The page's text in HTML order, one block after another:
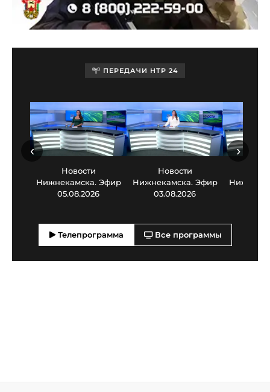
ПЕРЕДАЧИ НТР 24
Новости
Нижнекамска. Эфир
05.08.2026
Новости
Нижнекамска. Эфир
03.08.2026
‹ ›
Телепрограмма Все программы